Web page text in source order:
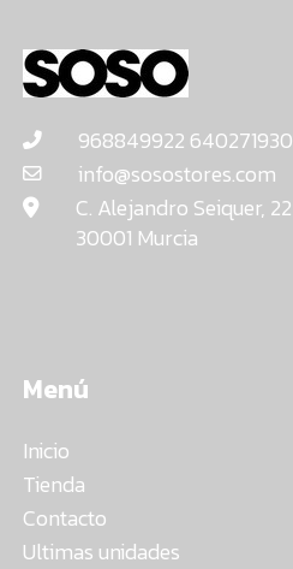
968849922 640271930
info@sosostores.com
C. Alejandro Seiquer, 22
30001 Murcia
Menú
Inicio
Tienda
Contacto
Ultimas unidades